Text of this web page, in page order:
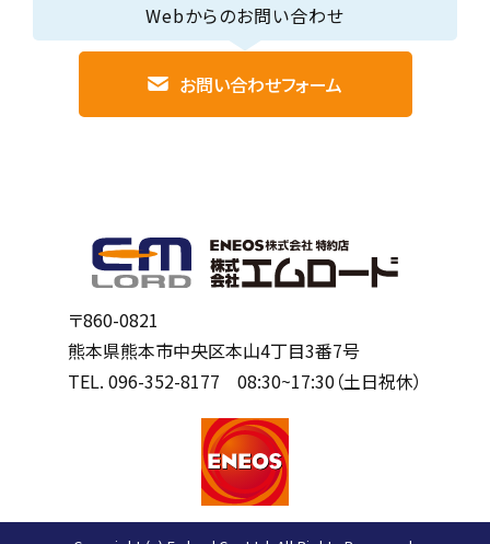
Webからのお問い合わせ
お問い合わせフォーム
〒860-0821
熊本県熊本市中央区本山4丁目3番7号
TEL. 096-352-8177 08:30~17:30（土日祝休）